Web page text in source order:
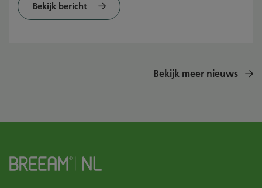
Bekijk bericht
Bekijk meer nieuws